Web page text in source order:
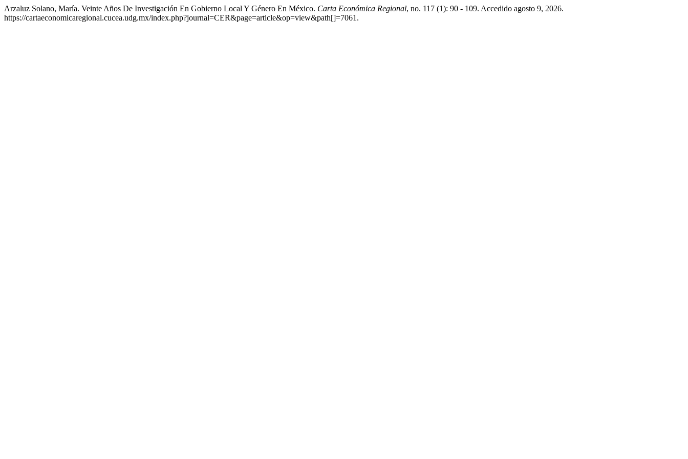
Arzaluz Solano, María. Veinte Años De Investigación En Gobierno Local Y Género En México. Carta Económica Regional, no. 117 (1): 90 - 109. Accedido agosto 9, 2026.
https://cartaeconomicaregional.cucea.udg.mx/index.php?journal=CER&page=article&op=view&path[]=7061.